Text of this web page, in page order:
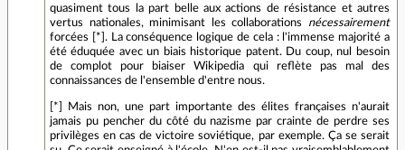
quasiment tous la part belle aux actions de résistance et autres
vertus nationales, minimisant les collaborations nécessairement
forcées [*]. La conséquence logique de cela : l'immense majorité a
été éduquée avec un biais historique patent. Du coup, nul besoin
de complot pour biaiser Wikipedia qui reflète pas mal des
connaissances de l'ensemble d'entre nous.
[*] Mais non, une part importante des élites françaises n'aurait
jamais pu pencher du côté du nazisme par crainte de perdre ses
privilèges en cas de victoire soviétique, par exemple. Ça se serait